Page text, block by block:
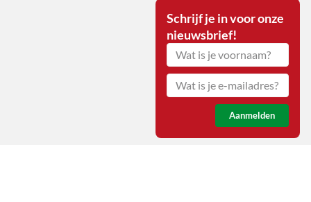
Schrijf je in voor onze
nieuwsbrief!
Aanmelden